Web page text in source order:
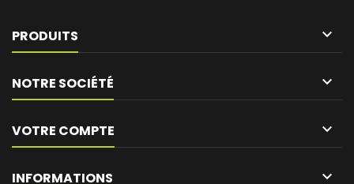
PRODUITS 
NOTRE SOCIÉTÉ 
VOTRE COMPTE 
INFORMATIONS keyboard_arrow_down